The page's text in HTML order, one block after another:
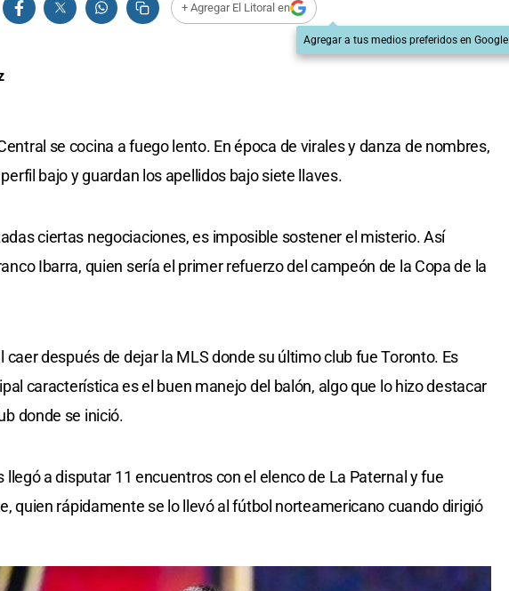
+ Agregar El Litoral en
Agregar a tus medios preferidos en Google
se cocina a fuego lento. En época de virales y danza de nombres,
bajo y guardan los apellidos bajo siete llaves.
ciertas negociaciones, es imposible sostener el misterio. Así
Ibarra, quien sería el primer refuerzo del campeón de la Copa de la
caer después de dejar la MLS donde su último club fue Toronto. Es
característica es el buen manejo del balón, algo que lo hizo destacar
donde se inició.
llegó a disputar 11 encuentros con el elenco de La Paternal y fue
quien rápidamente se lo llevó al fútbol norteamericano cuando dirigió